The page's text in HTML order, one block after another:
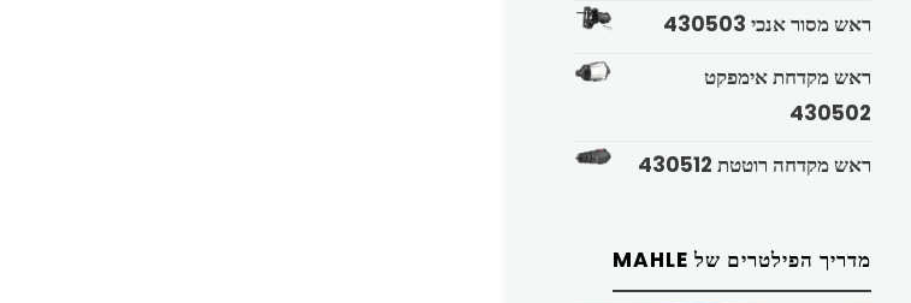
ראש מסור אנכי 430503
ראש מקדחת אימפקט
430502
ראש מקדחה רוטטת 430512
מדריך הפילטרים של MAHLE